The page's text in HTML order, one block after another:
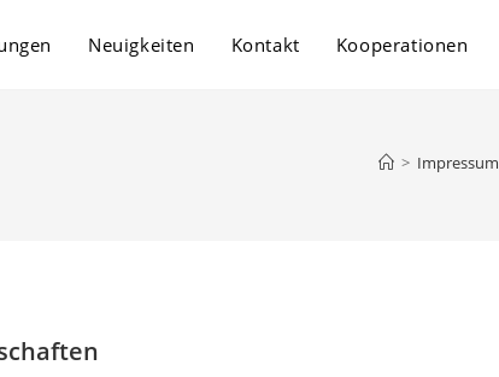
Neuigkeiten Kontakt Kooperationen
> Impressum